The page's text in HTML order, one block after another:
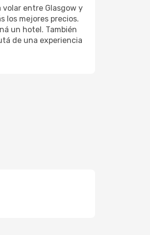
entre Glasgow y
los mejores precios.
un hotel. También
de una experiencia